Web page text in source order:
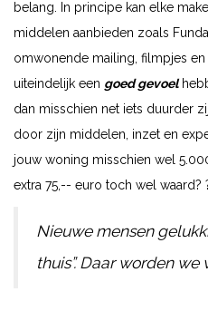
belang. In principe kan elke
middelen aanbieden zoals
omwonende mailing, filmpjes
uiteindelijk een goed gevoel
dan misschien net iets duurder
door zijn middelen, inzet en
jouw woning misschien wel
extra 75,-- euro toch wel waard?
Nieuwe mensen
thuis”. Daar worden we